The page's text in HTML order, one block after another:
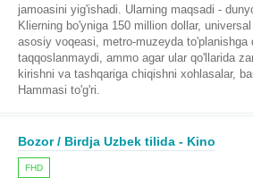
jamoasini yig'ishadi. Ularning maqsadi -
Klierning bo'yniga 150 million dollar,
asosiy voqeasi, metro-muzeyda to'planishga
taqqoslanmaydi, ammo agar ular qo'llarida
kirishni va tashqariga chiqishni xohlasalar,
Hammasi to'g'ri.
Bozor / Birdja Uzbek tilida - Kino
FHD